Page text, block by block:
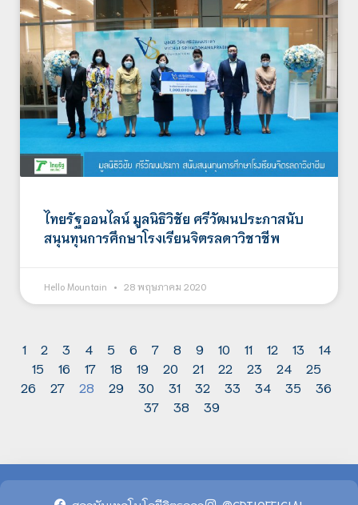
ไทยรัฐออนไลน์ มูลนิธิวิชัย ศรีวัฒนประภาสนับ
สนุนทุนการศึกษาโรงเรียนจิตรลดาวิชาชีพ
Hello Mountain 28 พฤษภาคม 2020
1 2 3 4 5 6 7 8 9 10 11 12 13
14
15
16 17 18 19 20 21 22 23 24
25
26
27 28 29 30 31 32 33 34 35
36
37
38 39